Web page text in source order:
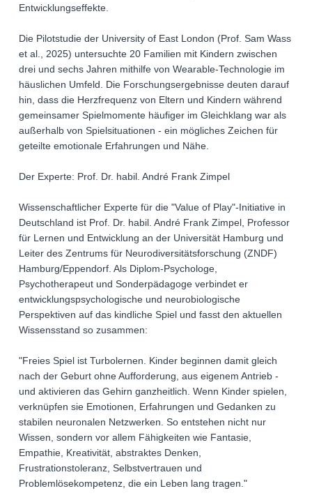
Entwicklungseffekte.
Die Pilotstudie der University of East London (Prof. Sam Wass
et al., 2025) untersuchte 20 Familien mit Kindern zwischen
drei und sechs Jahren mithilfe von Wearable-Technologie im
häuslichen Umfeld. Die Forschungsergebnisse deuten darauf
hin, dass die Herzfrequenz von Eltern und Kindern während
gemeinsamer Spielmomente häufiger im Gleichklang war als
außerhalb von Spielsituationen - ein mögliches Zeichen für
geteilte emotionale Erfahrungen und Nähe.
Der Experte: Prof. Dr. habil. André Frank Zimpel
Wissenschaftlicher Experte für die "Value of Play"-Initiative in
Deutschland ist Prof. Dr. habil. André Frank Zimpel, Professor
für Lernen und Entwicklung an der Universität Hamburg und
Leiter des Zentrums für Neurodiversitätsforschung (ZNDF)
Hamburg/Eppendorf. Als Diplom-Psychologe,
Psychotherapeut und Sonderpädagoge verbindet er
entwicklungspsychologische und neurobiologische
Perspektiven auf das kindliche Spiel und fasst den aktuellen
Wissensstand so zusammen:
"Freies Spiel ist Turbolernen. Kinder beginnen damit gleich
nach der Geburt ohne Aufforderung, aus eigenem Antrieb -
und aktivieren das Gehirn ganzheitlich. Wenn Kinder spielen,
verknüpfen sie Emotionen, Erfahrungen und Gedanken zu
stabilen neuronalen Netzwerken. So entstehen nicht nur
Wissen, sondern vor allem Fähigkeiten wie Fantasie,
Empathie, Kreativität, abstraktes Denken,
Frustrationstoleranz, Selbstvertrauen und
Problemlösekompetenz, die ein Leben lang tragen."